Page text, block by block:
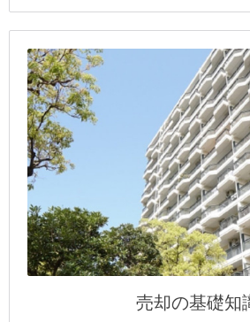
売却の基礎知